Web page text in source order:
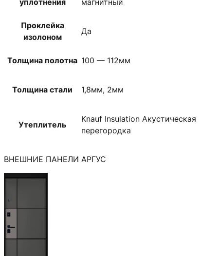
уплотнения
магнитный
Проклейка
изолоном
Да
Толщина полотна 100 — 112мм
Толщина стали 1,8мм, 2мм
Утеплитель
Knauf Insulation Акустическая
перегородка
ВНЕШНИЕ ПАНЕЛИ АРГУС